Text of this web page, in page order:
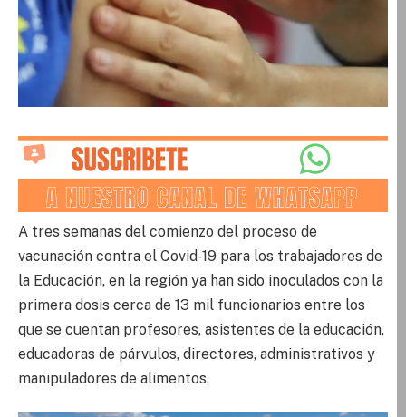
A tres semanas del comienzo del proceso de
vacunación contra el Covid-19 para los trabajadores de
la Educación, en la región ya han sido inoculados con la
primera dosis cerca de 13 mil funcionarios entre los
que se cuentan profesores, asistentes de la educación,
educadoras de párvulos, directores, administrativos y
manipuladores de alimentos.